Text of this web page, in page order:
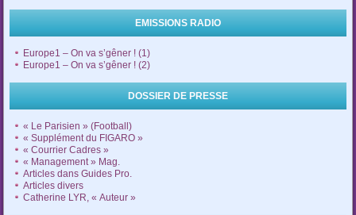
EMISSIONS RADIO
Europe1 – On va s’gêner ! (1)
Europe1 – On va s’gêner ! (2)
DOSSIER DE PRESSE
« Le Parisien » (Football)
« Supplément du FIGARO »
« Courrier Cadres »
« Management » Mag.
Articles dans Guides Pro.
Articles divers
Catherine LYR, « Auteur »